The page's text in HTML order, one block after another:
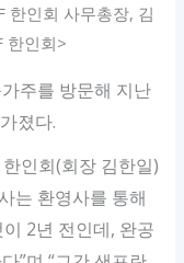
한인회 사무총장, 김
한인회>
주를 방문해 지난
졌다.
인회(회장 김한일)
는 환영사를 통해
2년 전인데, 완공